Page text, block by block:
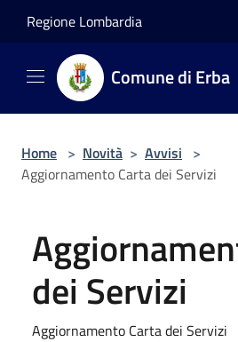
Regione Lombardia
Comune di Erba
Home > Novità > Avvisi >
Aggiornamento Carta dei Servizi
dei Servizi
Aggiornamento Carta dei Servizi